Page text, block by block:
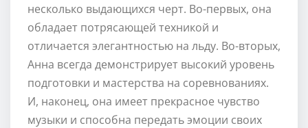
несколько выдающихся черт. Во-первых, она
обладает потрясающей техникой и
отличается элегантностью на льду. Во-вторых,
Анна всегда демонстрирует высокий уровень
подготовки и мастерства на соревнованиях.
И, наконец, она имеет прекрасное чувство
музыки и способна передать эмоции своих